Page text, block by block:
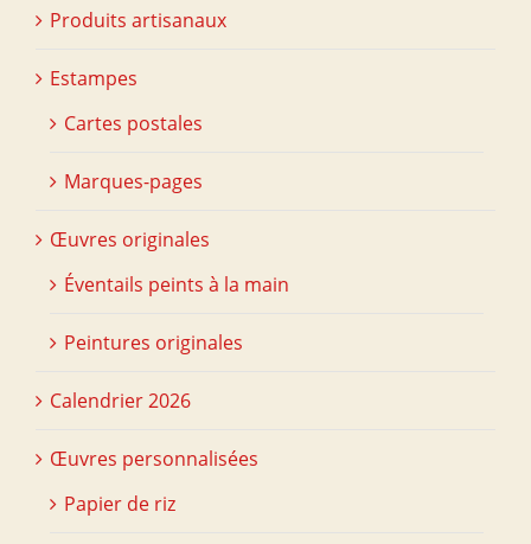
Produits artisanaux
Estampes
Cartes postales
Marques-pages
Œuvres originales
Éventails peints à la main
Peintures originales
Calendrier 2026
Œuvres personnalisées
Papier de riz